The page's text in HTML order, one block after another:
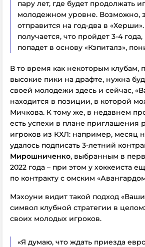
пару лет, где будет продолжать
молодежном уровне. Возможно,
отправится на год-два в «Херши».
получается, что пройдет 3-4
попадет в основу «Кэпиталз»,
В то время как некоторым клубам,
высокие пики на драфте, нужна
своей молодежи здесь и сейчас,
находится в позиции, в которой
Мичкова. К тому же, в недавнем
есть успехи в плане приглашения
игроков из КХЛ: например, месяц
удалось подписать 3-летний
Мирошниченко, выбранным в
2022 года – при этом у хоккеиста
по контракту с омским
Мэхоуни видит такой подход
символ клубной стратегии в
своих молодых игроков.
«Я думаю, что ждать приезда